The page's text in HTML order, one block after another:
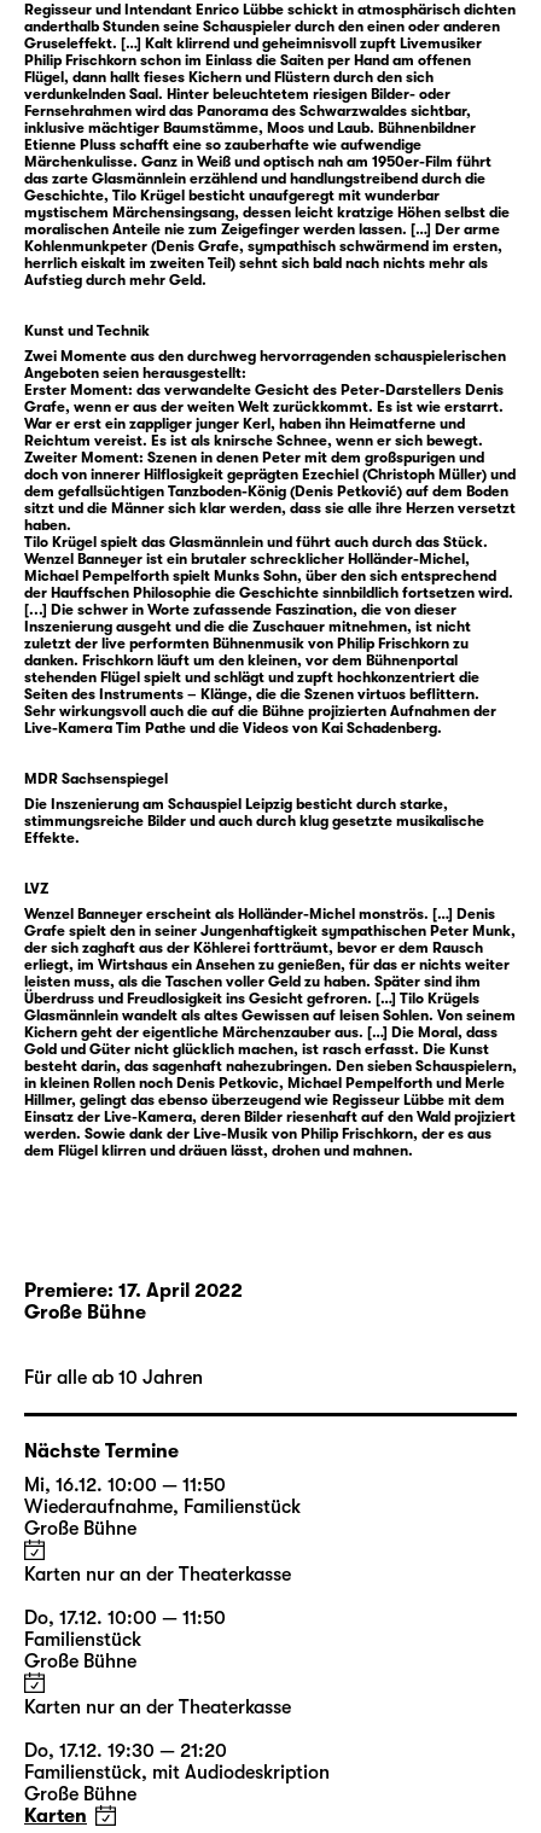
Doch Peters Wunsch, immer genauso viel
Geld zu haben wie der erfolgreiche Ezechiel,
erweist sich als Fehlspekulation: Peter nimmt
Ezechiel beim Würfeln das Geld ab. So
lange, bis keiner von beiden mehr einen Taler
hat. Und Peter steht mit leeren Taschen da.
Seine Wut darüber will Peter am
Glasmännlein auslassen. Aber wo das
Glasmännlein ist, da wartet auch der
Holländer-Michel in der Nähe, als ein
skrupelloser Wunsch-Erfüller für alle, die die
große Gier umtreibt. Lebendiges Herz gegen
unbegrenzten Kredit, lautet Holländer-
Michels Geschäftsmodell. Peter willigt ein
und trägt ab da Stein statt Herz.
Sein Aufstieg beginnt. Bis er realisiert: Fast
niemand um ihn herum hat überhaupt noch
ein Herz. Aber: Einen Wunsch hat Peter beim
Glasmännlein bis zuletzt immer noch frei …
Der Schwarzwald in Wilhelm Hauffs „Das
kalte Herz“ ist ein sagenhafter Zauberwald.
Ein Ort, an dem Holz zu Kohle und Glas
verwandelt wird — und zu Geld und Erfolg.
Eine Fabrik der Träume vom schnellen
begehrt — Glück, Gier und ganze
Lebenswege. Ein sehr erwachsenes Märchen
über den schönen Schein und ein Herz aus
Hauffs „Das kalte Herz“, erschienen 1827,
entfaltet diese Erzählung in faszinierend
dunkel leuchtender Sprache. In großen
Bildern bringt Intendant Enrico Lübbe es auf
die Bühne des Schauspiel Leipzig — im Team
mit dem Bühnenbildner Etienne Pluss,
Kostümbildnerin Bianca Deigner und dem
Leipziger Jazz-Musiker Philip Frischkorn, der
die Inszenierung live am Flügel begleitet.
auf die Bühne, im Team mit dem
Bühnenbildner Etienne Pluss, der
Leipziger Jazz-Musiker Philip Frischkorn, der
entwickelt.
Rollenbilder: Glasmännlein
und Holländer-Michel in
Paartherapie
Inhalte aktivieren
Jetzt aktivieren
Regisseur und Intendant Enrico Lübbe schickt in atmosphärisch dichten
anderthalb Stunden seine Schauspieler durch den einen oder anderen
Gruseleffekt. […] Kalt klirrend und geheimnisvoll zupft Livemusiker
Philip Frischkorn schon im Einlass die Saiten per Hand am offenen
Flügel, dann hallt fieses Kichern und Flüstern durch den sich
verdunkelnden Saal. Hinter beleuchtetem riesigen Bilder- oder
Fernsehrahmen wird das Panorama des Schwarzwaldes sichtbar,
inklusive mächtiger Baumstämme, Moos und Laub. Bühnenbildner
Etienne Pluss schafft eine so zauberhafte wie aufwendige
Märchenkulisse. Ganz in Weiß und optisch nah am 1950er-Film führt
das zarte Glasmännlein erzählend und handlungstreibend durch die
Geschichte, Tilo Krügel besticht unaufgeregt mit wunderbar
mystischem Märchensingsang, dessen leicht kratzige Höhen selbst die
moralischen Anteile nie zum Zeigefinger werden lassen. […] Der arme
Kohlenmunkpeter (Denis Grafe, sympathisch schwärmend im ersten,
herrlich eiskalt im zweiten Teil) sehnt sich bald nach nichts mehr als
Aufstieg durch mehr Geld.
Kunst und Technik
Zwei Momente aus den durchweg hervorragenden schauspielerischen
Angeboten seien herausgestellt:
Erster Moment: das verwandelte Gesicht des Peter-Darstellers Denis
Grafe, wenn er aus der weiten Welt zurückkommt. Es ist wie erstarrt.
War er erst ein zappliger junger Kerl, haben ihn Heimatferne und
Reichtum vereist. Es ist als knirsche Schnee, wenn er sich bewegt.
Zweiter Moment: Szenen in denen Peter mit dem großspurigen und
doch von innerer Hilflosigkeit geprägten Ezechiel (Christoph Müller) und
dem gefallsüchtigen Tanzboden-König (Denis Petković) auf dem Boden
sitzt und die Männer sich klar werden, dass sie alle ihre Herzen versetzt
haben.
Tilo Krügel spielt das Glasmännlein und führt auch durch das Stück.
Wenzel Banneyer ist ein brutaler schrecklicher Holländer-Michel,
Michael Pempelforth spielt Munks Sohn, über den sich entsprechend
der Hauffschen Philosophie die Geschichte sinnbildlich fortsetzen wird.
[...] Die schwer in Worte zufassende Faszination, die von dieser
Inszenierung ausgeht und die die Zuschauer mitnehmen, ist nicht
zuletzt der live performten Bühnenmusik von Philip Frischkorn zu
danken. Frischkorn läuft um den kleinen, vor dem Bühnenportal
stehenden Flügel spielt und schlägt und zupft hochkonzentriert die
Seiten des Instruments – Klänge, die die Szenen virtuos beflittern.
Sehr wirkungsvoll auch die auf die Bühne projizierten Aufnahmen der
Live-Kamera Tim Pathe und die Videos von Kai Schadenberg.
MDR Sachsenspiegel
Die Inszenierung am Schauspiel Leipzig besticht durch starke,
stimmungsreiche Bilder und auch durch klug gesetzte musikalische
Effekte.
LVZ
Wenzel Banneyer erscheint als Holländer-Michel monströs. […] Denis
Grafe spielt den in seiner Jungenhaftigkeit sympathischen Peter Munk,
der sich zaghaft aus der Köhlerei fortträumt, bevor er dem Rausch
erliegt, im Wirtshaus ein Ansehen zu genießen, für das er nichts weiter
leisten muss, als die Taschen voller Geld zu haben. Später sind ihm
Überdruss und Freudlosigkeit ins Gesicht gefroren. […] Tilo Krügels
Glasmännlein wandelt als altes Gewissen auf leisen Sohlen. Von seinem
Kichern geht der eigentliche Märchenzauber aus. […] Die Moral, dass
Gold und Güter nicht glücklich machen, ist rasch erfasst. Die Kunst
besteht darin, das sagenhaft nahezubringen. Den sieben Schauspielern,
in kleinen Rollen noch Denis Petkovic, Michael Pempelforth und Merle
Hillmer, gelingt das ebenso überzeugend wie Regisseur Lübbe mit dem
Einsatz der Live-Kamera, deren Bilder riesenhaft auf den Wald projiziert
werden. Sowie dank der Live-Musik von Philip Frischkorn, der es aus
dem Flügel klirren und dräuen lässt, drohen und mahnen.
Premiere: 17. April 2022
Große Bühne
Für alle ab 10 Jahren
Nächste Termine
Mi, 16.12. 10:00 — 11:50
Wiederaufnahme, Familienstück
Große Bühne
Karten nur an der Theaterkasse
Do, 17.12. 10:00 — 11:50
Familienstück
Große Bühne
Karten nur an der Theaterkasse
Do, 17.12. 19:30 — 21:20
Familienstück, mit Audiodeskription
Große Bühne
Karten